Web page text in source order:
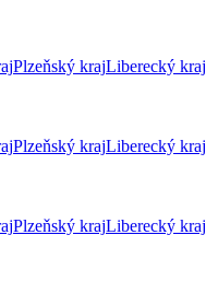
Plzeňský krajLiberecký kraj
Plzeňský krajLiberecký kraj
Plzeňský krajLiberecký kraj